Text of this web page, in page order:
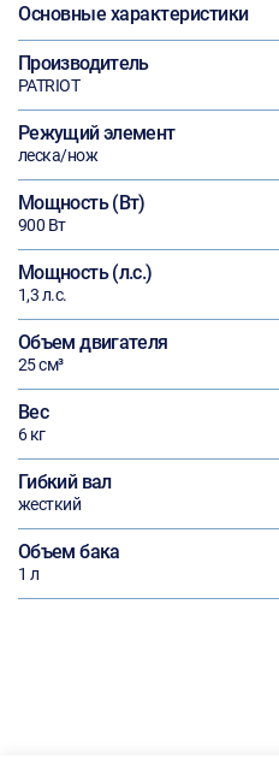
Основные характеристики
Производитель
PATRIOT
Режущий элемент
леска/нож
Мощность (Вт)
900 Вт
Мощность (л.с.)
1,3 л.с.
Объем двигателя
25 см³
Вес
6 кг
Гибкий вал
жесткий
Объем бака
1 л